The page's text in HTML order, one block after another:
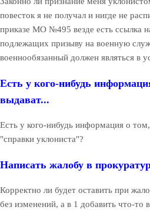
повесток я не получал и нигде не
приказе МО №495 везде есть ссылка
подлежащих призыву на военную
военнообязанный должен являться в
Есть у кого-нибудь
выдават...
Есть у кого-нибудь информация о
"справки уклониста"?
Написать жалобу в
Корректно ли будет оставить при
без изменений, а в 1 добавить что-то